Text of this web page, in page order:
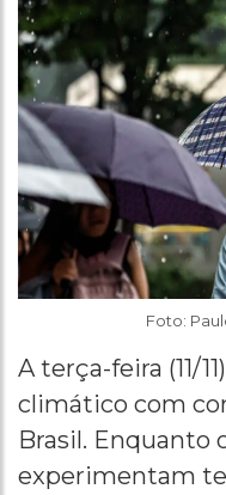
Foto:
A terça-feira (11/
climático com
Brasil. Enquanto
experimentam